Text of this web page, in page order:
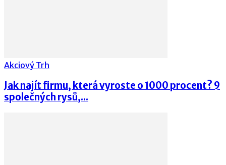
Akciový Trh
Jak najít firmu, která vyroste o 1000 procent? 9
společných rysů,...